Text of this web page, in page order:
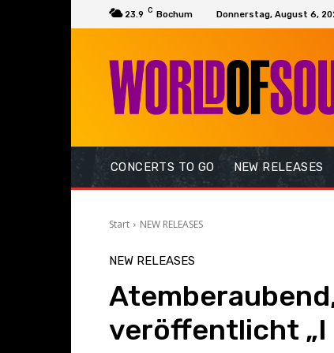
23.9 C Bochum Donnerstag, August 6,
CONCERTS TO GO NEW RELEASES
Start NEW RELEASES
NEW RELEASES
veröffentlicht „I